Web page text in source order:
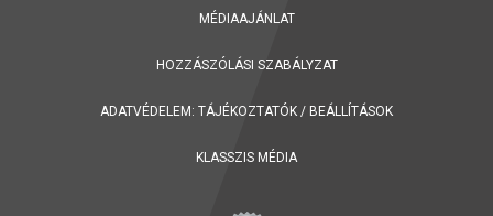
MÉDIAAJÁNLAT
HOZZÁSZÓLÁSI SZABÁLYZAT
ADATVÉDELEM: TÁJÉKOZTATÓK / BEÁLLÍTÁSOK
KLASSZIS MÉDIA